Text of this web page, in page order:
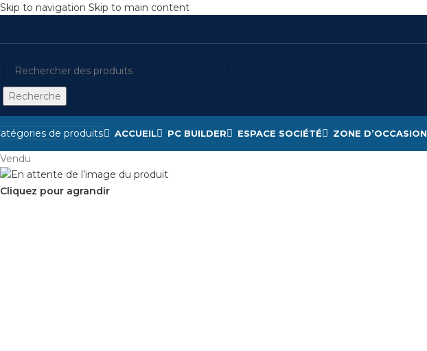
Skip to navigation Skip to main content
Recherche
de produits ACCUEIL PC BUILDER ESPACE SOCIÉTÉ ZONE D’OCCASION
Vendu
Cliquez pour agrandir